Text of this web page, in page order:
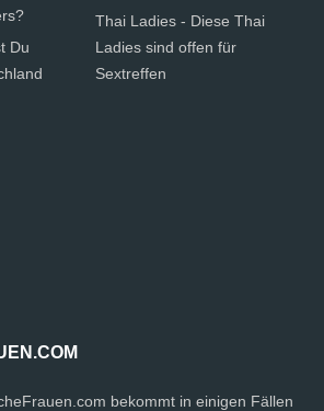
Du
Thai Ladies - Diese Thai
Ladies sind offen für
Sextreffen
bekommt in einigen Fällen